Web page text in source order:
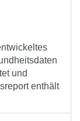
und
enthält